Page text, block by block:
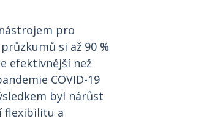
pro
si až 90 %
efektivnější než
COVID-19
byl nárůst
flexibilitu a